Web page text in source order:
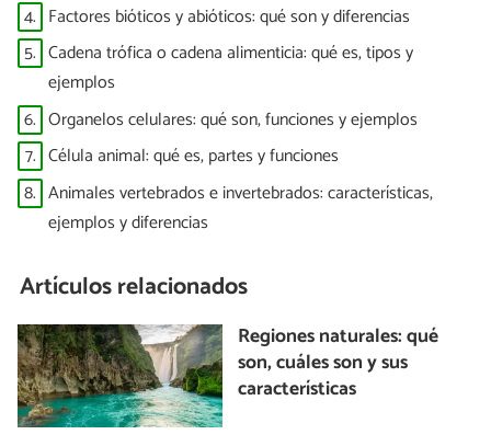
4. Factores bióticos y abióticos: qué son y diferencias
5. Cadena trófica o cadena alimenticia: qué es, tipos y
ejemplos
6. Organelos celulares: qué son, funciones y ejemplos
7. Célula animal: qué es, partes y funciones
8. Animales vertebrados e invertebrados: características,
ejemplos y diferencias
Artículos relacionados
Regiones naturales: qué
son, cuáles son y sus
características